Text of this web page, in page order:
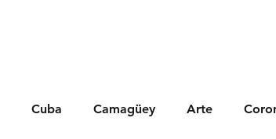
Cuba Camagüey Arte